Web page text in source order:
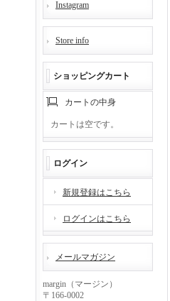
Instagram
Store info
ショッピングカート
カートの中身
カートは空です。
ログイン
新規登録はこちら
ログインはこちら
メールマガジン
margin（マージン）
〒166-0002